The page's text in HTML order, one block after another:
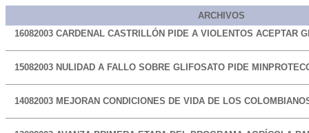
ARCHIVOS
16082003 CARDENAL CASTRILLÓN PIDE A VIOLENTOS ACEPTAR
15082003 NULIDAD A FALLO SOBRE GLIFOSATO PIDE
14082003 MEJORAN CONDICIONES DE VIDA DE LOS